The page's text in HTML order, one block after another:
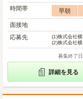
時間帯
早朝
面接地
応募先
(1)株式会社
(2)株式会社
募集終了
詳細を見る